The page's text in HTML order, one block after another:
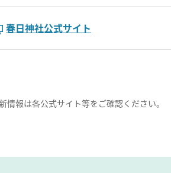
春日神社公式サイト
報は各公式サイト等をご確認ください。